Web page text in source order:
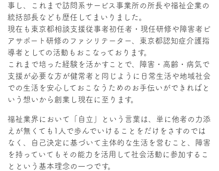
事し、これまで訪問系サービス事業所の所長や福祉企業の
統括部長なども歴任してまいりました。
現在も東京都相談支援従事者初任者・現任研修や障害者ピ
アサポート研修のファシリテーター、東京都認知症介護指
導者としての活動もおこなっております。
これまで培った経験を活かすことで、障害・高齢・病気で
支援が必要な方が健常者と同じように日常生活や地域社会
での生活を安心しておこなうためのお手伝いができればと
いう想いから創業し現在に至ります。
福祉業界において「自立」という言葉は、単に他者の力添
えが無くても1人で歩んでいけることをだけをさすのでは
なく、自己決定に基づいて主体的な生活を営むこと、障害
を持っていてもその能力を活用して社会活動に参加するこ
とという基本理念の一つです。